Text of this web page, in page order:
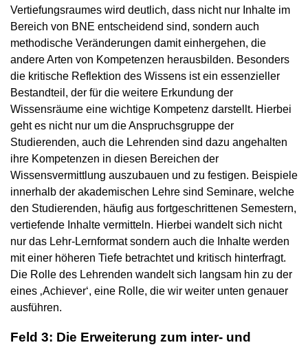
Vertiefungsraumes wird deutlich, dass nicht nur Inhalte im
Bereich von BNE entscheidend sind, sondern auch
methodische Veränderungen damit einhergehen, die
andere Arten von Kompetenzen herausbilden. Besonders
die kritische Reflektion des Wissens ist ein essenzieller
Bestandteil, der für die weitere Erkundung der
Wissensräume eine wichtige Kompetenz darstellt. Hierbei
geht es nicht nur um die Anspruchsgruppe der
Studierenden, auch die Lehrenden sind dazu angehalten
ihre Kompetenzen in diesen Bereichen der
Wissensvermittlung auszubauen und zu festigen. Beispiele
innerhalb der akademischen Lehre sind Seminare, welche
den Studierenden, häufig aus fortgeschrittenen Semestern,
vertiefende Inhalte vermitteln. Hierbei wandelt sich nicht
nur das Lehr-Lernformat sondern auch die Inhalte werden
mit einer höheren Tiefe betrachtet und kritisch hinterfragt.
Die Rolle des Lehrenden wandelt sich langsam hin zu der
eines ‚Achiever‘, eine Rolle, die wir weiter unten genauer
ausführen.
Feld 3: Die Erweiterung zum inter- und